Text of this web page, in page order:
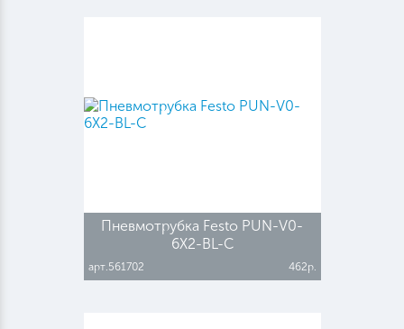
Пневмотрубка Festo PUN-V0-
6X2-BL-C
арт.561702 462р.